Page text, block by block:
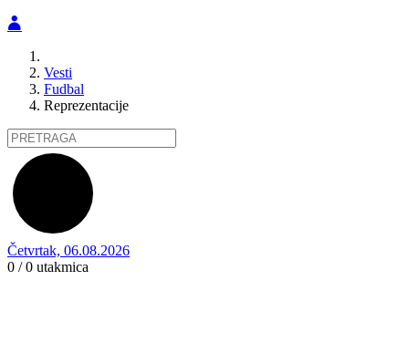
Vesti
Fudbal
Reprezentacije
Četvrtak, 06.08.2026
0 / 0 utakmica